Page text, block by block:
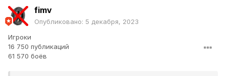
fimv
Опубликовано: 5 декабря, 2023
Игроки
16 750 публикаций
61 570 боёв